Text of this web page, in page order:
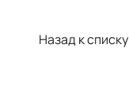
Назад к списку